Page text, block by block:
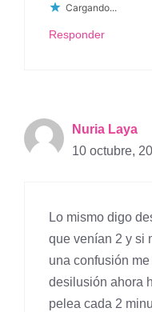
Cargando...
Responder
Nuria Laya
10 octubre,
Lo mismo digo
que venían 2 y si
una confusión
desilusión ahora
pelea cada 2